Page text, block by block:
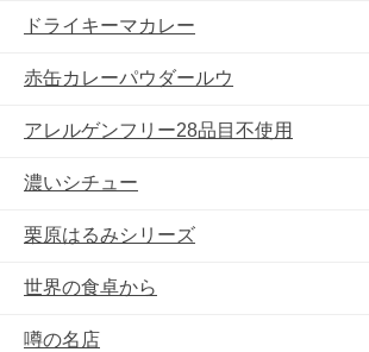
ドライキーマカレー
赤缶カレーパウダールウ
アレルゲンフリー28品目不使用
濃いシチュー
栗原はるみシリーズ
世界の食卓から
噂の名店